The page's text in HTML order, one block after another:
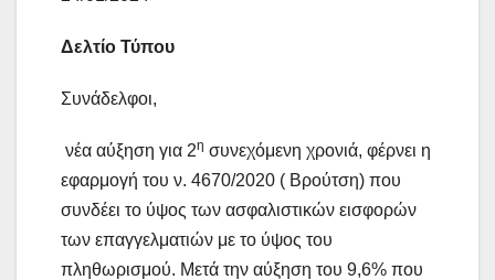
Δελτίο Τύπου
Συνάδελφοι,
νέα αύξηση για 2η συνεχόμενη χρονιά, φέρνει η
εφαρμογή του ν. 4670/2020 ( Βρούτση) που
συνδέει το ύψος των ασφαλιστικών εισφορών
των επαγγελματιών με το ύψος του
πληθωρισμού. Μετά την αύξηση του 9,6% που